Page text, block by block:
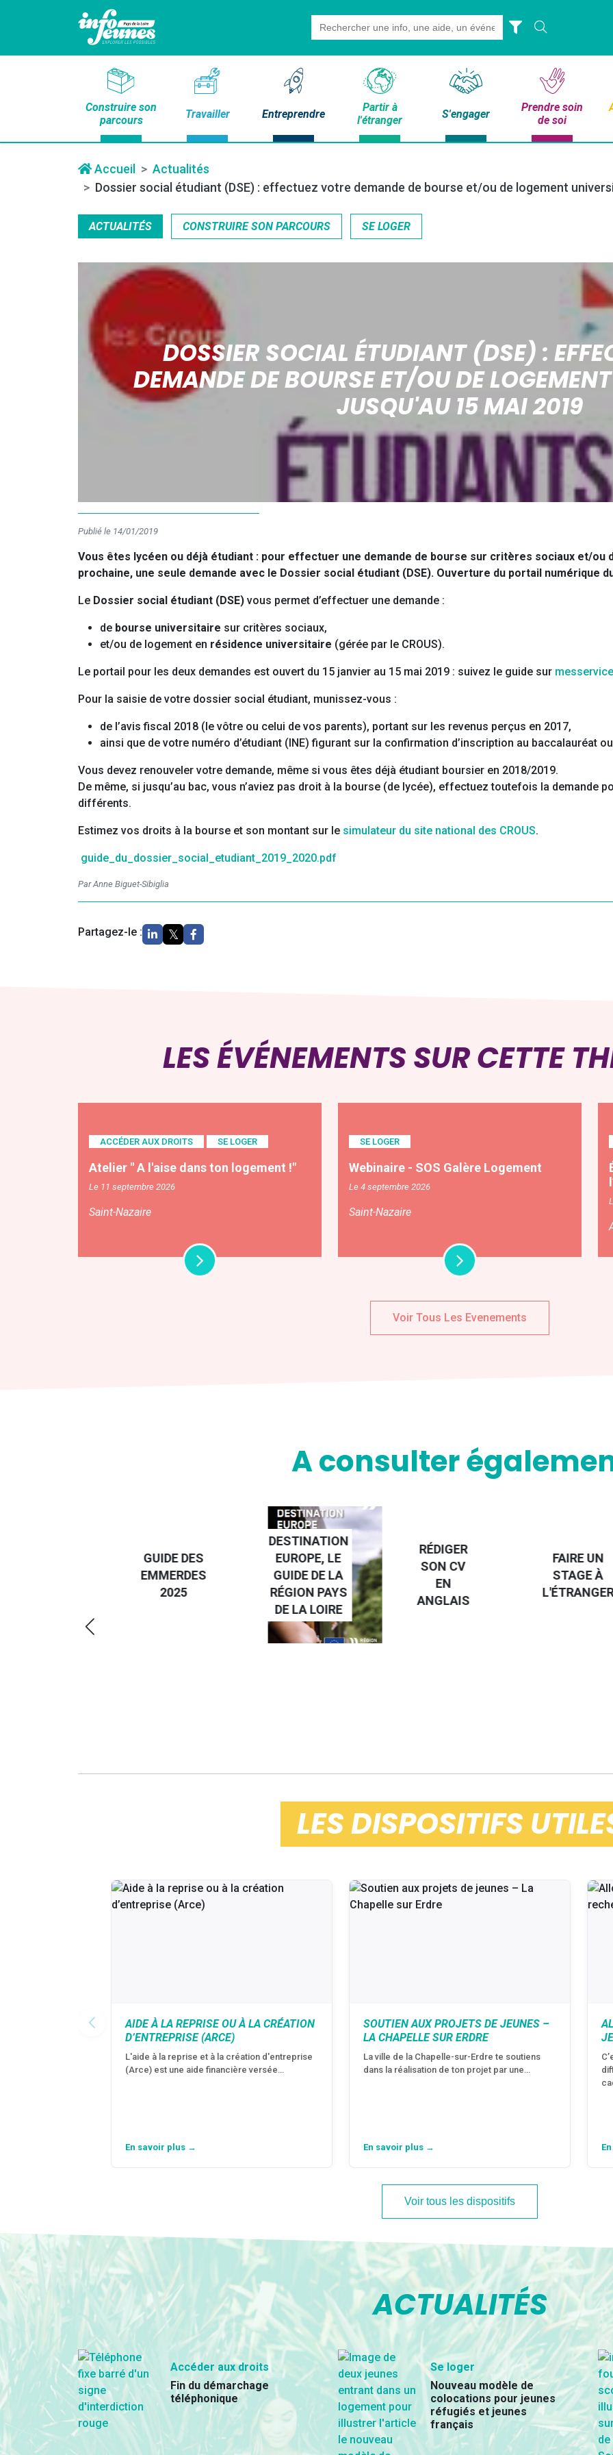
Search
for:
Construire son
parcours
Travailler Entreprendre
Partir à
l'étranger
S'engager
Prendre soin
de soi
Accueil
Actualités
Dossier social étudiant (DSE) : effectuez votre demande de bourse et/ou de logement
ACTUALITÉS CONSTRUIRE SON PARCOURS SE LOGER
DOSSIER SOCIAL ÉTUDIANT (DSE) :
DEMANDE DE BOURSE ET/OU DE
JUSQU'AU 15 MAI 2019
Publié le 14/01/2019
Vous êtes lycéen ou déjà étudiant : pour effectuer une demande de bourse sur critères sociaux et/
prochaine, une seule demande avec le Dossier social étudiant (DSE). Ouverture du portail numérique
Le Dossier social étudiant (DSE) vous permet d’effectuer une demande :
de bourse universitaire sur critères sociaux,
et/ou de logement en résidence universitaire (gérée par le CROUS).
Le portail pour les deux demandes est ouvert du 15 janvier au 15 mai 2019 : suivez le guide sur
Pour la saisie de votre dossier social étudiant, munissez-vous :
de l’avis fiscal 2018 (le vôtre ou celui de vos parents), portant sur les revenus perçus en 2017,
ainsi que de votre numéro d’étudiant (INE) figurant sur la confirmation d’inscription au baccalauréat
Vous devez renouveler votre demande, même si vous êtes déjà étudiant boursier en 2018/2019.
De même, si jusqu’au bac, vous n’aviez pas droit à la bourse (de lycée), effectuez toutefois la demande
différents.
Estimez vos droits à la bourse et son montant sur le simulateur du site national des CROUS.
guide_du_dossier_social_etudiant_2019_2020.pdf
Par Anne Biguet-Sibiglia
Partagez-le :
LES ÉVÉNEMENTS SUR CETTE
ACCÉDER AUX DROITS SE LOGER
Atelier " A l'aise dans ton logement !"
Le 11 septembre 2026
Saint-Nazaire
SE LOGER
Webinaire - SOS Galère Logement
Le 4 septembre 2026
Saint-Nazaire
Voir Tous Les Evenements
A consulter
GUIDE DES
EMMERDES
2025
DESTINATION
EUROPE, LE
GUIDE DE LA
RÉGION PAYS
DE LA LOIRE
RÉDIGER
SON CV
EN
ANGLAIS
FAIRE UN
STAGE À
LES DISPOSITIFS
AIDE À LA REPRISE OU À LA CRÉATION
D’ENTREPRISE (ARCE)
L'aide à la reprise et à la création d'entreprise
(Arce) est une aide financière versée…
En savoir plus →
SOUTIEN AUX PROJETS DE JEUNES –
LA CHAPELLE SUR ERDRE
La ville de la Chapelle-sur-Erdre te soutiens
dans la réalisation de ton projet par une…
En savoir plus →
Voir tous les dispositifs
ACTUALITÉS
Accéder aux droits
Fin du démarchage
téléphonique
Se loger
Nouveau modèle de
colocations pour jeunes
réfugiés et jeunes
français